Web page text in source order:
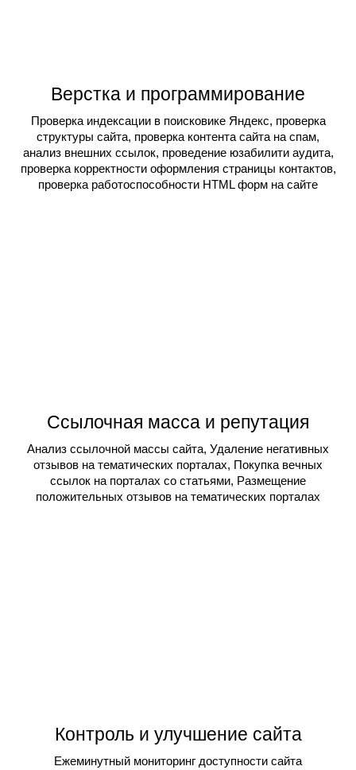
Верстка и программирование
Проверка индексации в поисковике Яндекс, проверка
структуры сайта, проверка контента сайта на спам,
анализ внешних ссылок, проведение юзабилити аудита,
проверка корректности оформления страницы контактов,
проверка работоспособности HTML форм на сайте
Ссылочная масса и репутация
Анализ ссылочной массы сайта, Удаление негативных
отзывов на тематических порталах, Покупка вечных
ссылок на порталах со статьями, Размещение
положительных отзывов на тематических порталах
Контроль и улучшение сайта
Ежеминутный мониторинг доступности сайта